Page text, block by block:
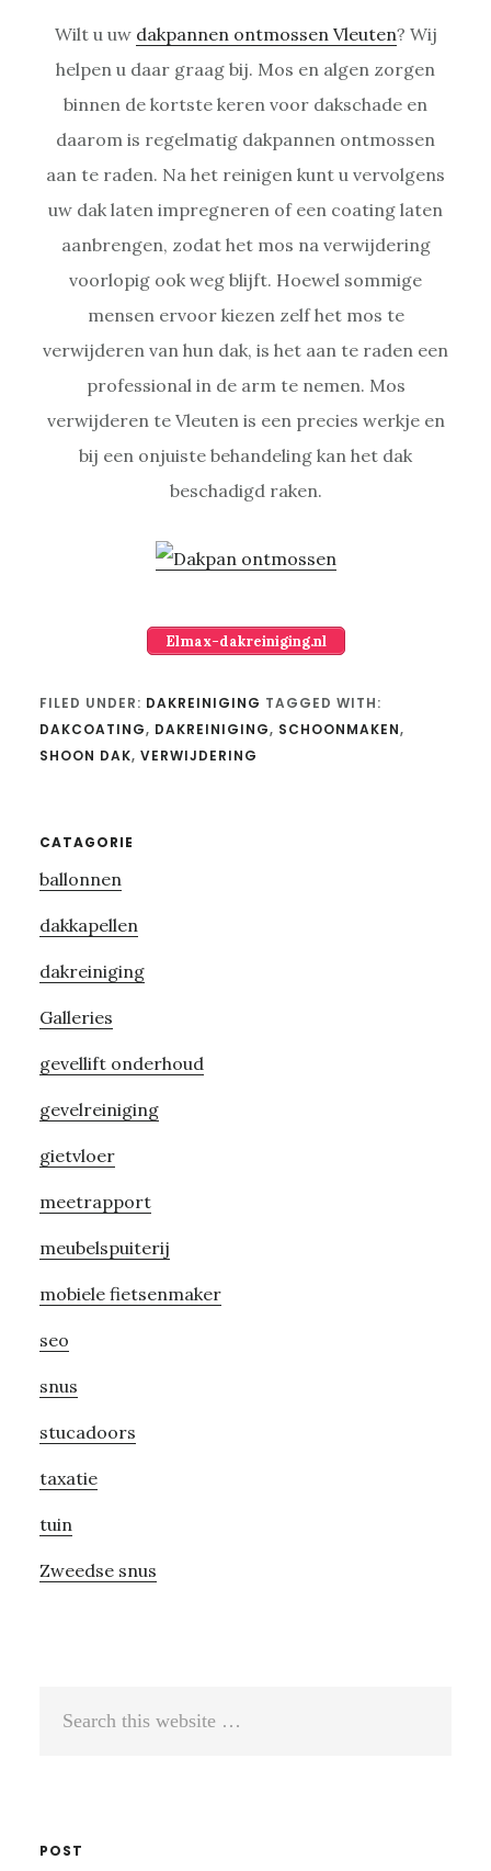
Wilt u uw dakpannen ontmossen Vleuten? Wij
helpen u daar graag bij. Mos en algen zorgen
binnen de kortste keren voor dakschade en
daarom is regelmatig dakpannen ontmossen
aan te raden. Na het reinigen kunt u vervolgens
uw dak laten impregneren of een coating laten
aanbrengen, zodat het mos na verwijdering
voorlopig ook weg blijft. Hoewel sommige
mensen ervoor kiezen zelf het mos te
verwijderen van hun dak, is het aan te raden een
professional in de arm te nemen. Mos
verwijderen te Vleuten is een precies werkje en
bij een onjuiste behandeling kan het dak
beschadigd raken.
Elmax-dakreiniging.nl
FILED UNDER: DAKREINIGING TAGGED WITH:
DAKCOATING, DAKREINIGING, SCHOONMAKEN,
SHOON DAK, VERWIJDERING
Primary
Sidebar
CATAGORIE
ballonnen
dakkapellen
dakreiniging
Galleries
gevellift onderhoud
gevelreiniging
gietvloer
meetrapport
meubelspuiterij
mobiele fietsenmaker
seo
snus
stucadoors
taxatie
tuin
Zweedse snus
POST